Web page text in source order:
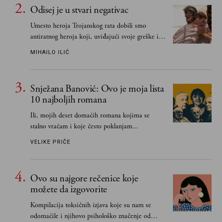
Odisej je u stvari negativac
Umesto heroja Trojanskog rata dobili smo
antiratnog heroja koji, uviđajući svoje greške i
učeći na njima, shvata da postoje stvari koje su
MIHAILO ILIĆ
Snježana Banović: Ovo je moja lista
10 najboljih romana
Ili, mojih deset domaćih romana kojima se
stalno vraćam i koje često poklanjam...
VELIKE PRIČE
Ovo su najgore rečenice koje
možete da izgovorite
Kompilacija toksičnih izjava koje su nam se
odomaćile i njihovo psihološko značenje od